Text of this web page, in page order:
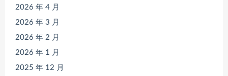
2026 年 4 月
2026 年 3 月
2026 年 2 月
2026 年 1 月
2025 年 12 月